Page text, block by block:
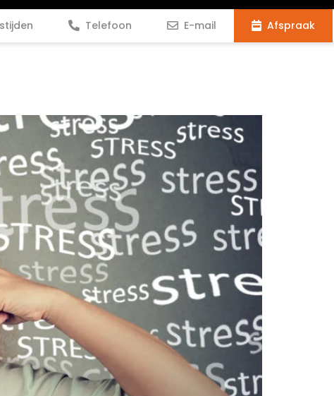
Telefoon E-mail Afspraak